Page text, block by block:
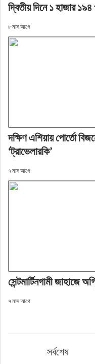
দ্বিতীয় দিনে ১ হাজার ১৯৪
৮ মাস আগে
দক্ষিণ এশিয়ায় পোর্তো
‘ট্রাভেলারকি’
৭ মাস আগে
সেন্টমার্টিনগামী জাহাজে
৭ মাস আগে
সর্বশেষ